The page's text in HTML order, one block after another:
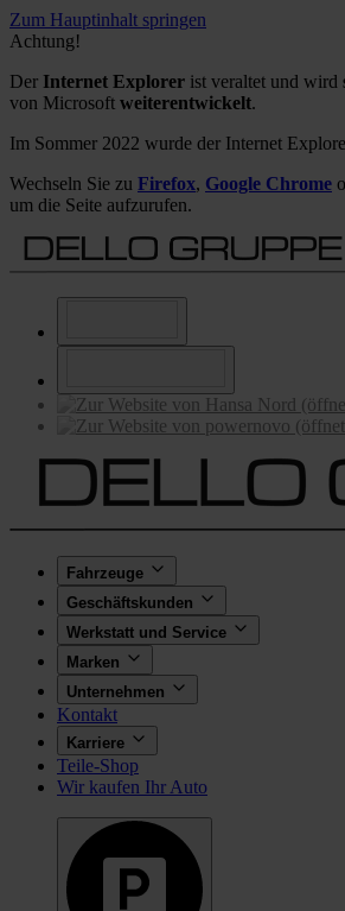
Zum Hauptinhalt springen
Achtung!
Der Internet Explorer ist veraltet und wird
von Microsoft weiterentwickelt.
Im Sommer 2022 wurde der Internet
Wechseln Sie zu Firefox, Google Chrome
um die Seite aufzurufen.
Fahrzeuge
Geschäftskunden
Werkstatt und Service
Marken
Unternehmen
Kontakt
Karriere
Teile-Shop
Wir kaufen Ihr Auto